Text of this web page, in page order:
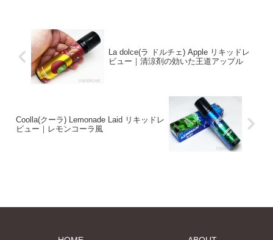
La dolce(ラ ドルチェ) Apple リキッドレ
ビュー｜清涼剤の効いた王道アップル
Coolla(クーラ) Lemonade Laid リキッドレ
ビュー｜レモンコーラ風